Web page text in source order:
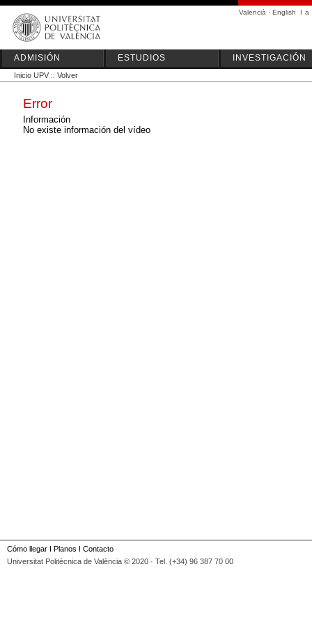
Valencià · English I a
ADMISIÓN ESTUDIOS INVESTIGACIÓN
Inicio UPV :: Volver
Error
Información
No existe información del vídeo
Cómo llegar I Planos I Contacto
Universitat Politècnica de València © 2020 · Tel. (+34) 96 387 70 00